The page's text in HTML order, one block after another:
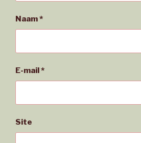
Naam*
E-mail*
Site